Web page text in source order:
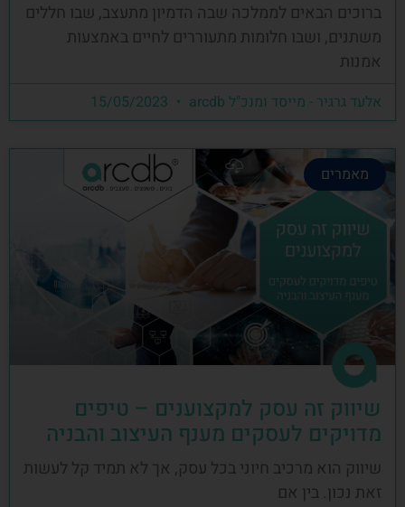
ברוכים הבאים לממלכה שבה הדמיון מתעצב, שבו חללים
משתנים, ושבו חלומות מתעוררים לחיים באמצעות
אמנות
אלעד גרגיר - מייסד ומנכ"ל arcdb
מאמרים
שיווק זה עסק למקצוענים – טיפים
מדויקים לעסקים מענף העיצוב והבניה
שיווק הוא מרכיב חיוני בכל עסק, אך לא תמיד קל לעשות
זאת נכון. בין אם